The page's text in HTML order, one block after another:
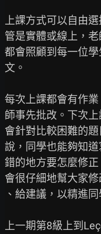
上課方式可以自由
管是實體或線上，老
都會照顧到每一位
文。
每次上課都會有作
師事先批改。下次上
會針對比較困難的
說，同學也能夠知道
錯的地方要怎麼修
會很仔細地幫大家修
、給建議，以精進
上一期第8級上到